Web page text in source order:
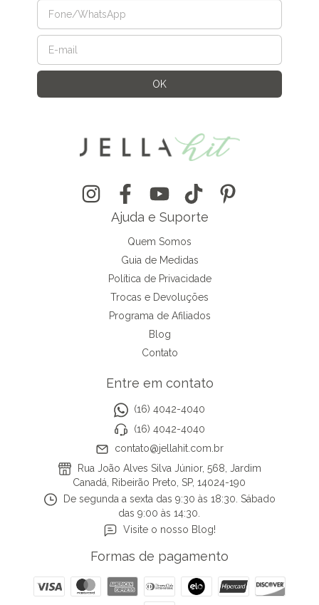
Ajuda e Suporte
Quem Somos
Guia de Medidas
Política de Privacidade
Trocas e Devoluções
Programa de Afiliados
Blog
Contato
Entre em contato
(16) 4042-4040
(16) 4042-4040
contato@jellahit.com.br
Rua João Alves Silva Júnior, 568, Jardim
Canadá, Ribeirão Preto, SP, 14024-190
De segunda a sexta das 9:30 às 18:30. Sábado
das 9:00 às 14:30.
Visite o nosso Blog!
Formas de pagamento